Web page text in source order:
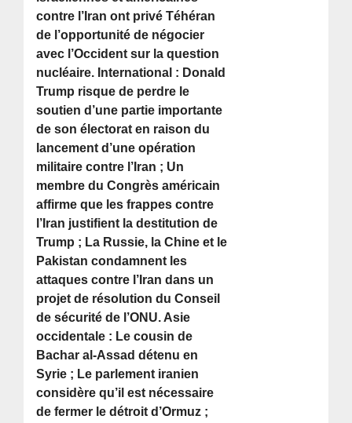
contre l’Iran ont privé Téhéran
de l’opportunité de négocier
avec l’Occident sur la question
nucléaire. International : Donald
Trump risque de perdre le
soutien d’une partie importante
de son électorat en raison du
lancement d’une opération
militaire contre l’Iran ; Un
membre du Congrès américain
affirme que les frappes contre
l’Iran justifient la destitution de
Trump ; La Russie, la Chine et le
Pakistan condamnent les
attaques contre l’Iran dans un
projet de résolution du Conseil
de sécurité de l’ONU. Asie
occidentale : Le cousin de
Bachar al-Assad détenu en
Syrie ; Le parlement iranien
considère qu’il est nécessaire
de fermer le détroit d’Ormuz ;